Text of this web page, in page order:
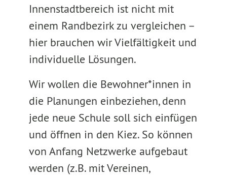
Innenstadtbereich ist nicht mit
einem Randbezirk zu vergleichen –
hier brauchen wir Vielfältigkeit und
individuelle Lösungen.
Wir wollen die Bewohner*innen in
die Planungen einbeziehen, denn
jede neue Schule soll sich einfügen
und öffnen in den Kiez. So können
von Anfang Netzwerke aufgebaut
werden (z.B. mit Vereinen,